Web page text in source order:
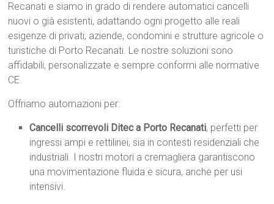
Recanati e siamo in grado di rendere automatici cancelli
nuovi o già esistenti, adattando ogni progetto alle reali
esigenze di privati, aziende, condomini e strutture agricole o
turistiche di Porto Recanati. Le nostre soluzioni sono
affidabili, personalizzate e sempre conformi alle normative
CE.
Offriamo automazioni per:
Cancelli scorrevoli Ditec a Porto Recanati, perfetti per
ingressi ampi e rettilinei, sia in contesti residenziali che
industriali. I nostri motori a cremagliera garantiscono
una movimentazione fluida e sicura, anche per usi
intensivi.